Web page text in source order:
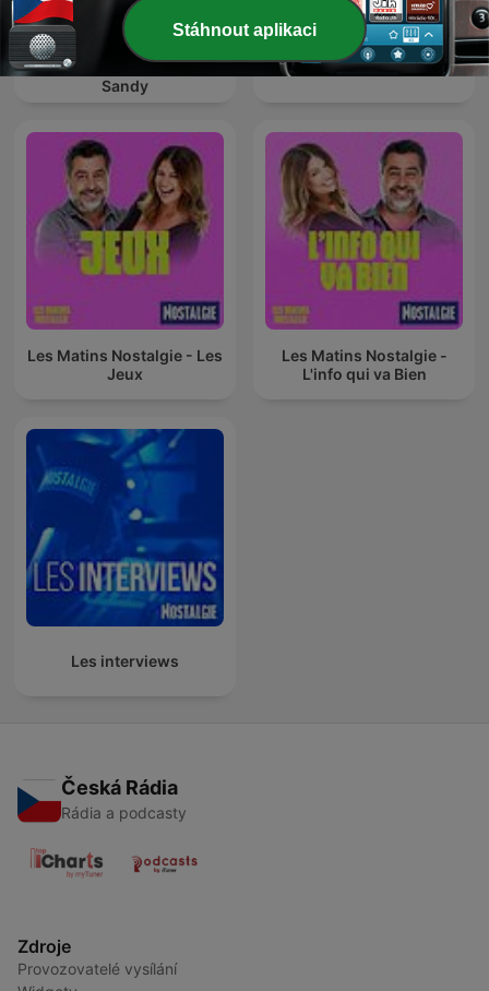
Les Matins Nostalgie - La
playlist de Philippe et
Sandy
La Story Nostalgie
Les Matins Nostalgie - Les
Jeux
Les Matins Nostalgie -
L'info qui va Bien
Les interviews
Česká Rádia
Rádia a podcasty
Zdroje
Provozovatelé vysílání
Stáhnout aplikaci